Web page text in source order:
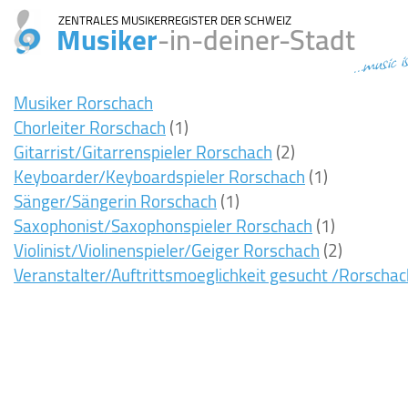
ZENTRALES MUSIKERREGISTER DER SCHWEIZ
Musiker-in-deiner-Stadt...music
Musiker Rorschach
Chorleiter Rorschach(1)
Gitarrist/Gitarrenspieler Rorschach(2)
Keyboarder/Keyboardspieler Rorschach(1)
Sänger/Sängerin Rorschach(1)
Saxophonist/Saxophonspieler Rorschach(1)
Violinist/Violinenspieler/Geiger Rorschach(2)
Veranstalter/Auftrittsmoeglichkeit gesucht /